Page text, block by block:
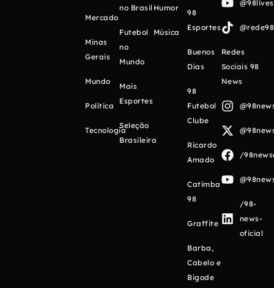
Mercado
Minas
Gerais
Mundo
Política
Tecnologia
no Brasil
Futebol
no
Mundo
Mais
Esportes
Seleção
Brasileira
Humor
Música
98
Esportes
Buenos
Días
98
Futebol
Clube
Ricardo
Amado
Catimba
98
Graffite
Barba,
Cabelo e
Bigode
Redes
Sociais 98
News
/
/98-
news-
oficial